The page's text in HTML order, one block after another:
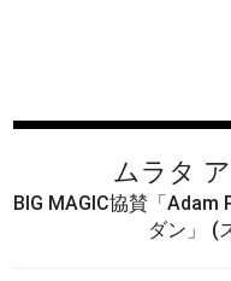
ムラタ
BIG MAGIC協賛「
ダン」
(